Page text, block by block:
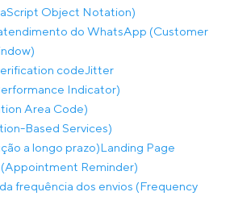
Object Notation)
do WhatsApp (Customer
codeJitter
Indicator)
Area Code)
Based Services)
a longo prazo)Landing Page
Reminder)
frequência dos envios (Frequency